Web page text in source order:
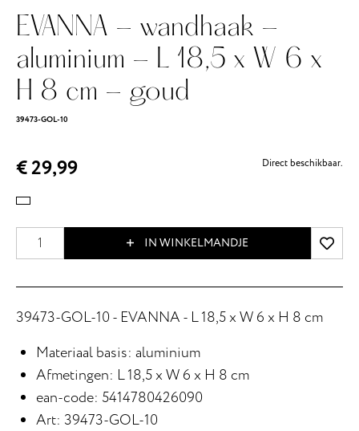
EVANNA - wandhaak -
aluminium - L 18,5 x W 6 x
H 8 cm - goud
39473-GOL-10
€ 29,99 Direct beschikbaar.
IN WINKELMANDJE
39473-GOL-10 - EVANNA - L 18,5 x W 6 x H 8 cm
Materiaal basis: aluminium
Afmetingen: L 18,5 x W 6 x H 8 cm
ean-code: 5414780426090
Art: 39473-GOL-10